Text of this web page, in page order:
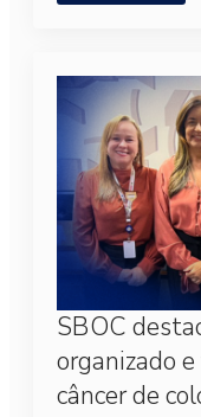
SBOC
organizado
câncer de